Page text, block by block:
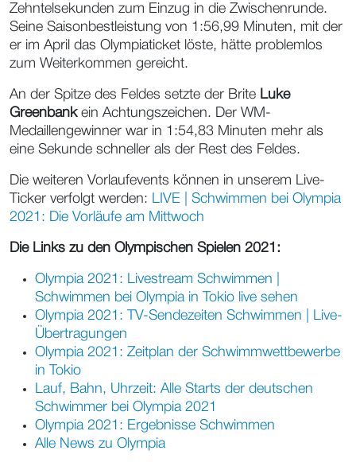
Zehntelsekunden zum Einzug in die Zwischenrunde.
Seine Saisonbestleistung von 1:56,99 Minuten, mit der
er im April das Olympiaticket löste, hätte problemlos
zum Weiterkommen gereicht.
An der Spitze des Feldes setzte der Brite Luke
Greenbankein Achtungszeichen. Der WM-
Medaillengewinner war in 1:54,83 Minuten mehr als
eine Sekunde schneller als der Rest des Feldes.
Die weiteren Vorlaufevents können in unserem Live-
Ticker verfolgt werden:
LIVE | Schwimmen bei Olympia
2021: Die Vorläufe am Mittwoch
Die Links zu den Olympischen Spielen 2021:
Olympia 2021: Livestream Schwimmen |
Schwimmen bei Olympia in Tokio live sehen
Olympia 2021: TV-Sendezeiten Schwimmen | Live-
Übertragungen
Olympia 2021: Zeitplan der Schwimmwettbewerbe
in Tokio
Lauf, Bahn, Uhrzeit: Alle Starts der deutschen
Schwimmer bei Olympia 2021
Olympia 2021: Ergebnisse Schwimmen
Alle News zu Olympia